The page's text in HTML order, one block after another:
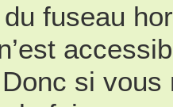
fuseau
si vous